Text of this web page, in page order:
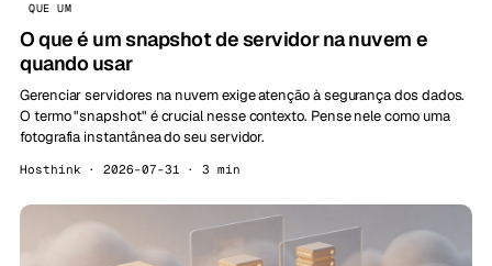
QUE UM
O que é um snapshot de servidor na nuvem e
quando usar
Gerenciar servidores na nuvem exige atenção à segurança dos dados.
O termo "snapshot" é crucial nesse contexto. Pense nele como uma
fotografia instantânea do seu servidor.
Hosthink · 2026-07-31 · 3 min